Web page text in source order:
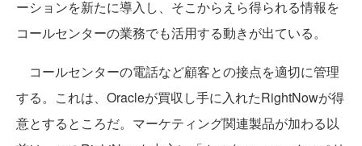
ーションを新たに導入し、そこからえら得られる情報を
コールセンターの業務でも活用する動きが出ている。
コールセンターの電話など顧客との接点を適切に管理
する。これは、Oracleが買収し手に入れたRightNowが得
意とするところだ。マーケティング関連製品が加わる以